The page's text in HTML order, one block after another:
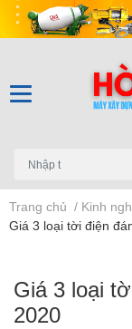
Trang chủ / Kinh
Giá 3 loại tời điện
Giá 3 loại
2020